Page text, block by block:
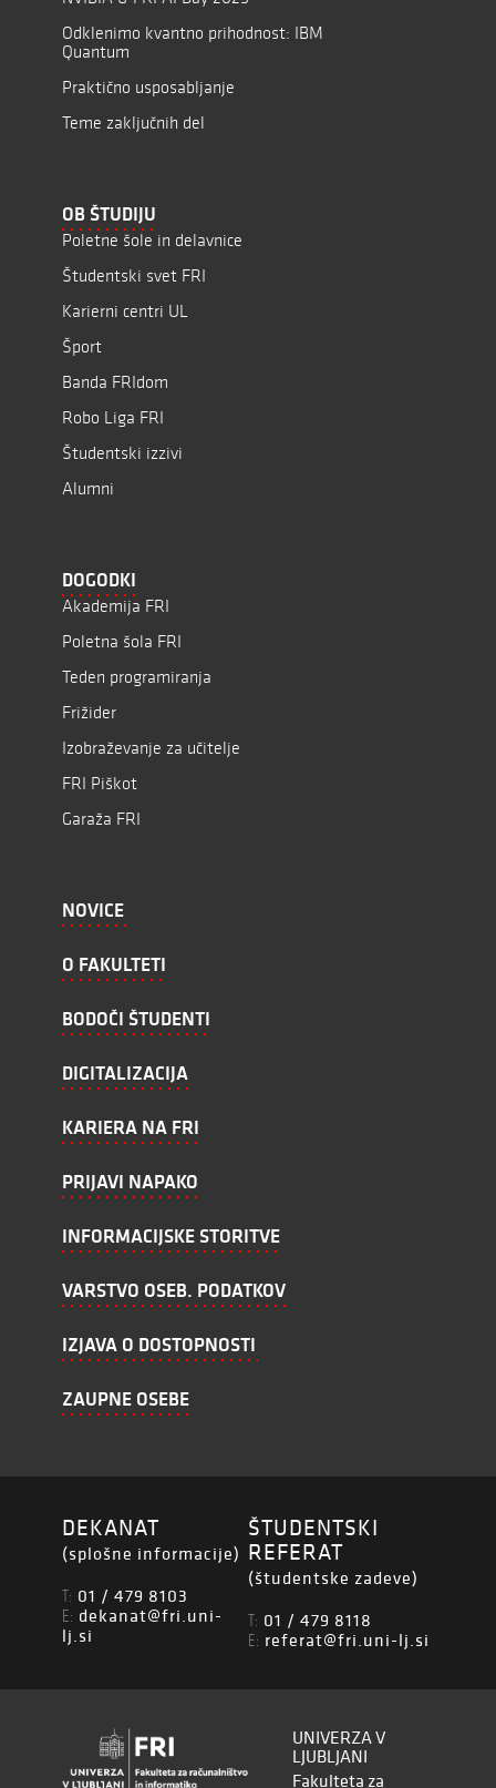
Odklenimo kvantno prihodnost: IBM
Quantum
Praktično usposabljanje
Teme zaključnih del
OB ŠTUDIJU
Poletne šole in delavnice
Študentski svet FRI
Karierni centri UL
Šport
Banda FRIdom
Robo Liga FRI
Študentski izzivi
Alumni
DOGODKI
Akademija FRI
Poletna šola FRI
Teden programiranja
Frižider
Izobraževanje za učitelje
FRI Piškot
Garaža FRI
NOVICE
O FAKULTETI
BODOČI ŠTUDENTI
DIGITALIZACIJA
KARIERA NA FRI
PRIJAVI NAPAKO
INFORMACIJSKE STORITVE
VARSTVO OSEB. PODATKOV
IZJAVA O DOSTOPNOSTI
ZAUPNE OSEBE
DEKANAT
(splošne informacije)
T: 01 / 479 8103
E: dekanat@fri.uni-
lj.si
ŠTUDENTSKI
REFERAT
(študentske zadeve)
T: 01 / 479 8118
E: referat@fri.uni-lj.si
UNIVERZA V
LJUBLJANI
Fakulteta za